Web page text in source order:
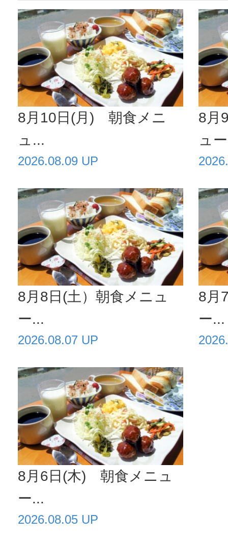
8月10日(月) 朝食メニ
ュ...
2026.08.09 UP
8月
ュ
8月8日(土）朝食メニュ
ー...
2026.08.07 UP
8月
ー...
8月6日(木) 朝食メニュ
ー...
2026.08.05 UP